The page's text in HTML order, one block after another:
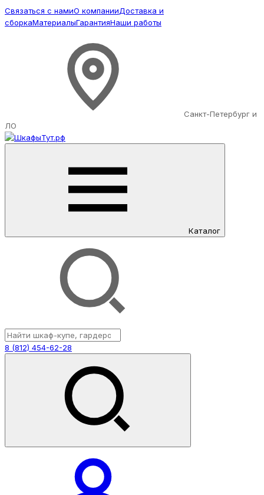
Связаться с намиО компанииДоставка и
сборкаМатериалыГарантияНаши работы
Санкт-Петербург и
ЛО
Каталог
8 (812) 454-62-28